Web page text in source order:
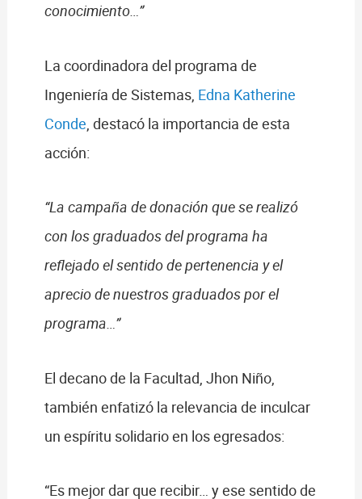
conocimiento…”
La coordinadora del programa de
Ingeniería de Sistemas, Edna Katherine
Conde, destacó la importancia de esta
acción:
“La campaña de donación que se realizó
con los graduados del programa ha
reflejado el sentido de pertenencia y el
aprecio de nuestros graduados por el
programa…”
El decano de la Facultad, Jhon Niño,
también enfatizó la relevancia de inculcar
un espíritu solidario en los egresados:
“Es mejor dar que recibir… y ese sentido de